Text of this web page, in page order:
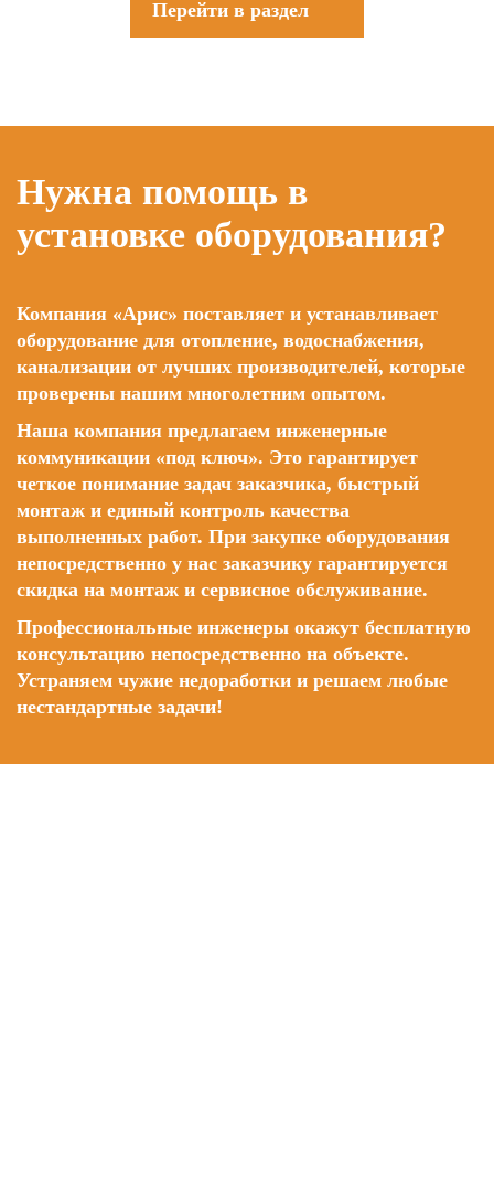
Перейти в раздел
Нужна помощь в
установке оборудования?
Компания «Арис» поставляет и устанавливает
оборудование для отопление, водоснабжения,
канализации от лучших производителей, которые
проверены нашим многолетним опытом.
Наша компания предлагаем инженерные
коммуникации «под ключ». Это гарантирует
четкое понимание задач заказчика, быстрый
монтаж и единый контроль качества
выполненных работ. При закупке оборудования
непосредственно у нас заказчику гарантируется
скидка на монтаж и сервисное обслуживание.
Профессиональные инженеры окажут бесплатную
консультацию непосредственно на объекте.
Устраняем чужие недоработки и решаем любые
нестандартные задачи!